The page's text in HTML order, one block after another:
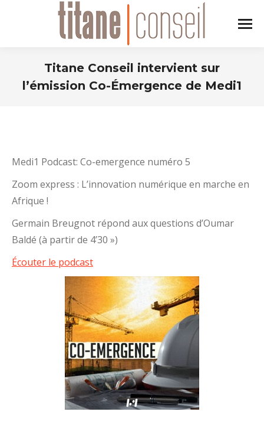
Titane Conseil intervient sur
l’émission Co-Émergence de Medi1
Medi1 Podcast: Co-emergence numéro 5
Zoom express : L’innovation numérique en marche en
Afrique !
Germain Breugnot répond aux questions d’Oumar
Baldé (à partir de 4’30 »)
Écouter le podcast